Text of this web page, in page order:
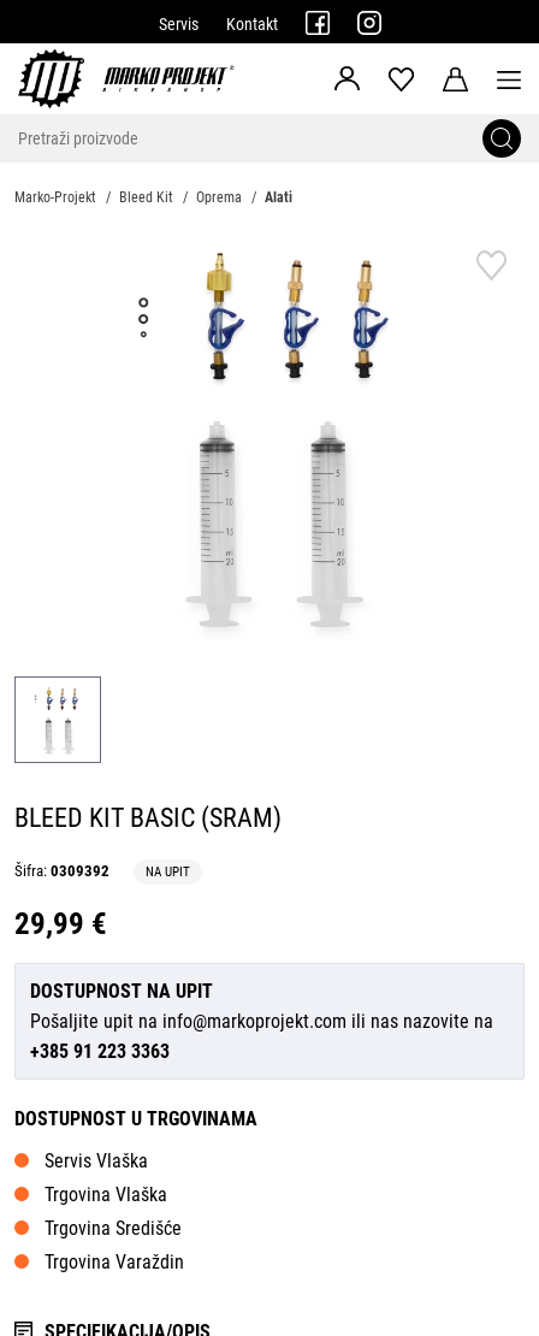
Servis Kontakt
Marko-Projekt Bleed Kit Oprema Alati
BLEED KIT BASIC (SRAM)
Šifra: 0309392 NA UPIT
29,99 €
DOSTUPNOST NA UPIT
Pošaljite upit na info@markoprojekt.com ili nas nazovite na
+385 91 223 3363
DOSTUPNOST U TRGOVINAMA
Servis Vlaška
Trgovina Vlaška
Trgovina Središće
Trgovina Varaždin